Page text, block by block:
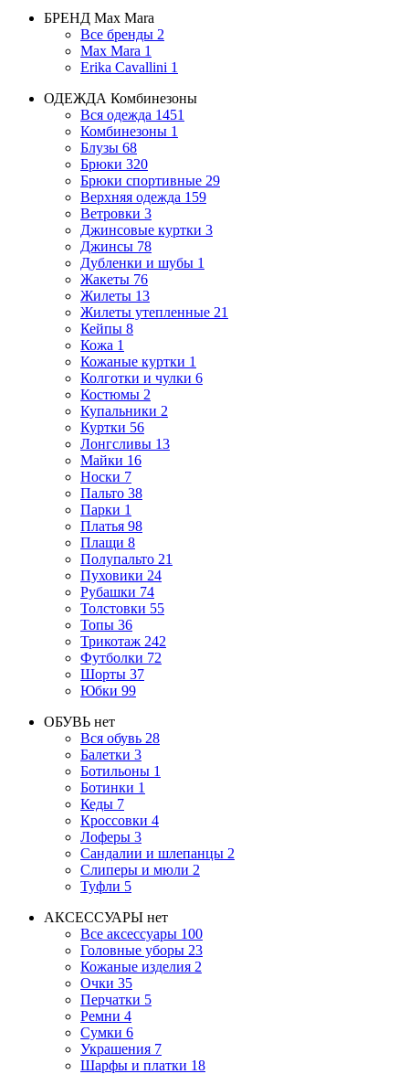
БРЕНД Max Mara
Все бренды 2
Max Mara 1
Erika Cavallini 1
ОДЕЖДА Комбинезоны
Вся одежда 1451
Комбинезоны 1
Блузы 68
Брюки 320
Брюки спортивные 29
Верхняя одежда 159
Ветровки 3
Джинсовые куртки 3
Джинсы 78
Дубленки и шубы 1
Жакеты 76
Жилеты 13
Жилеты утепленные 21
Кейпы 8
Кожа 1
Кожаные куртки 1
Колготки и чулки 6
Костюмы 2
Купальники 2
Куртки 56
Лонгсливы 13
Майки 16
Носки 7
Пальто 38
Парки 1
Платья 98
Плащи 8
Полупальто 21
Пуховики 24
Рубашки 74
Толстовки 55
Топы 36
Трикотаж 242
Футболки 72
Шорты 37
Юбки 99
ОБУВЬ нет
Вся обувь 28
Балетки 3
Ботильоны 1
Ботинки 1
Кеды 7
Кроссовки 4
Лоферы 3
Сандалии и шлепанцы 2
Слиперы и мюли 2
Туфли 5
АКСЕССУАРЫ нет
Все аксессуары 100
Головные уборы 23
Кожаные изделия 2
Очки 35
Перчатки 5
Ремни 4
Сумки 6
Украшения 7
Шарфы и платки 18